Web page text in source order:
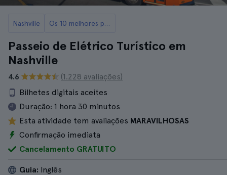
Nashville Os 10 melhores passeios em Nashville
Passeio de Elétrico Turístico em
Nashville
4.6
(1.228 avaliações)
Bilhetes digitais aceites
Duração: 1 hora 30 minutos
Esta atividade tem avaliações MARAVILHOSAS
Confirmação imediata
Cancelamento GRATUITO
Guia: Inglês